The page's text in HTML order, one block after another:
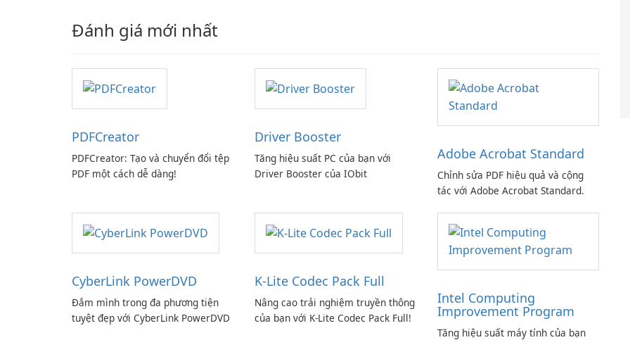
Đánh giá mới nhất
PDFCreator
PDFCreator: Tạo và chuyển đổi tệp
PDF một cách dễ dàng!
Driver Booster
Tăng hiệu suất PC của bạn với
Driver Booster của IObit
Adobe Acrobat Standard
Chỉnh sửa PDF hiệu quả và cộng
tác với Adobe Acrobat Standard.
CyberLink PowerDVD
Đắm mình trong đa phương tiện
tuyệt đẹp với CyberLink PowerDVD
K-Lite Codec Pack Full
Nâng cao trải nghiệm truyền thông
của bạn với K-Lite Codec Pack Full!
Intel Computing
Improvement Program
Tăng hiệu suất máy tính của bạn